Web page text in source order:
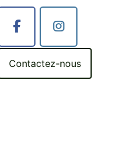
Contactez-nous